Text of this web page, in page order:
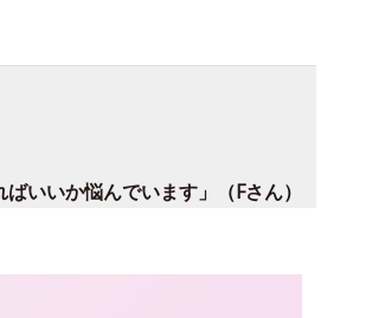
いいか悩んでいます」（Fさん）